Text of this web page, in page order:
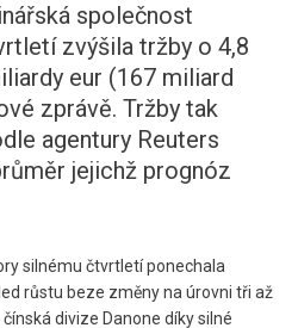
společnost
zvýšila tržby o 4,8
eur (167 miliard
zprávě. Tržby tak
agentury Reuters
jejichž prognóz
silnému čtvrtletí ponechala
růstu beze změny na úrovni tři až
divize Danone díky silné